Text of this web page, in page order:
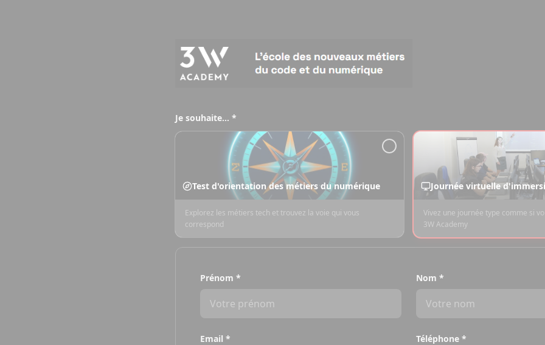
Je souhaite… *
Test d'orientation des métiers du numérique
Explorez les métiers tech et trouvez la voie qui vous
correspond
Journée virtuelle
Vivez une journée type comme si
3W Academy
Prénom * Nom *
Email * Téléphone *